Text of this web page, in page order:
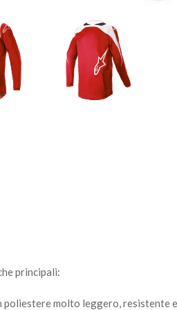
principali:
poliestere molto leggero, resistente